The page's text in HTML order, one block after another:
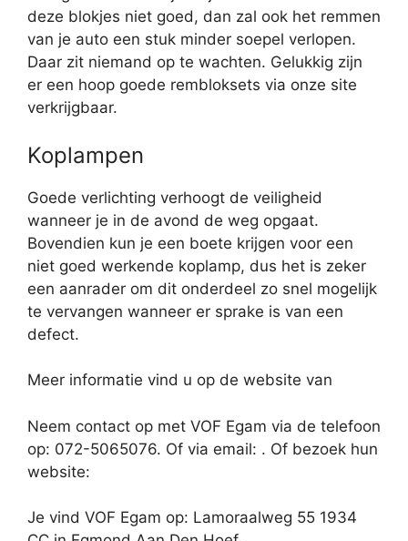
deze blokjes niet goed, dan zal ook het remmen
van je auto een stuk minder soepel verlopen.
Daar zit niemand op te wachten. Gelukkig zijn
er een hoop goede rembloksets via onze site
verkrijgbaar.
Koplampen
Goede verlichting verhoogt de veiligheid
wanneer je in de avond de weg opgaat.
Bovendien kun je een boete krijgen voor een
niet goed werkende koplamp, dus het is zeker
een aanrader om dit onderdeel zo snel mogelijk
te vervangen wanneer er sprake is van een
defect.
Meer informatie vind u op de website van
Neem contact op met VOF Egam via de telefoon
op: 072-5065076. Of via email: . Of bezoek hun
website:
Je vind VOF Egam op: Lamoraalweg 55 1934